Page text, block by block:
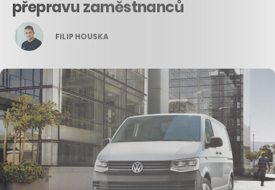
přepravu zaměstnanců
FILIP HOUSKA